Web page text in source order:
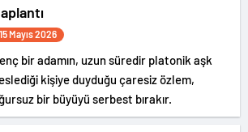
tatil yapmaya karar verir. Ancak huzur
umdukları bu ev, geçmişte yaşanan
bebek vakaları ve açıklanamayan
olaylarla anılan karanlık bir geçmişe
15 Mayıs 2026
bir adamın, uzun süredir platonik aşk
kişiye duyduğu çaresiz özlem,
bir büyüyü serbest bırakır.